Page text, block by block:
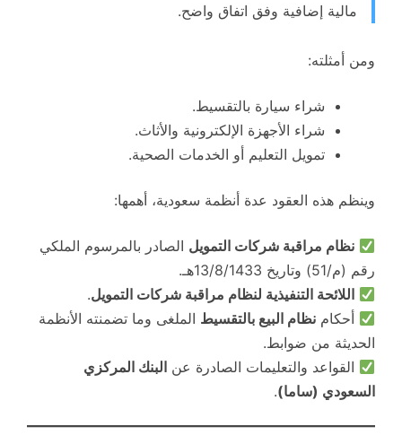
مالية إضافية وفق اتفاق واضح.
ومن أمثلته:
شراء سيارة بالتقسيط.
شراء الأجهزة الإلكترونية والأثاث.
تمويل التعليم أو الخدمات الصحية.
وينظم هذه العقود عدة أنظمة سعودية، أهمها:
نظام مراقبة شركات التمويل الصادر بالمرسوم الملكي
رقم (م/51) وتاريخ 13/8/1433هـ.
اللائحة التنفيذية لنظام مراقبة شركات التمويل.
أحكامنظام البيع بالتقسيط الملغى وما تضمنته الأنظمة
الحديثة من ضوابط.
القواعد والتعليمات الصادرة عنالبنك المركزي
السعودي (ساما).